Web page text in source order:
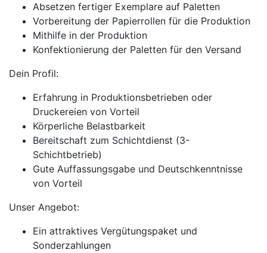
Absetzen fertiger Exemplare auf Paletten
Vorbereitung der Papierrollen für die Produktion
Mithilfe in der Produktion
Konfektionierung der Paletten für den Versand
Dein Profil:
Erfahrung in Produktionsbetrieben oder
Druckereien von Vorteil
Körperliche Belastbarkeit
Bereitschaft zum Schichtdienst (3-
Schichtbetrieb)
Gute Auffassungsgabe und Deutschkenntnisse
von Vorteil
Unser Angebot:
Ein attraktives Vergütungspaket und
Sonderzahlungen